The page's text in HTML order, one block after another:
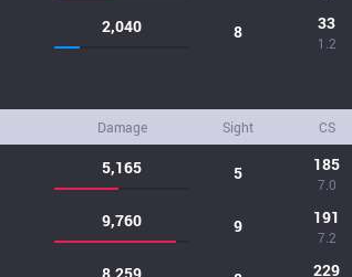
2,040 8 33
1.2
Damage Sight CS
5,165 5 185
7.0
9,760 9 191
7.2
229